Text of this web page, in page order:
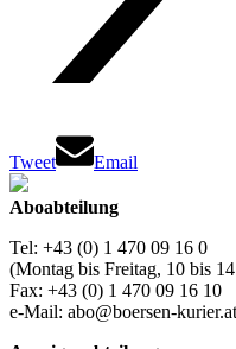
Tweet Email
Aboabteilung
Tel: +43 (0) 1 470 09 16 0
(Montag bis Freitag, 10 bis
Fax: +43 (0) 1 470 09 16 10
e-Mail: abo@boersen-kurier.at